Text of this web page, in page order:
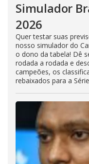
Simulador
2026
Quer testar suas
nosso simulador do
o dono da tabela! Dê
rodada a rodada e
campeões, os
rebaixados para a